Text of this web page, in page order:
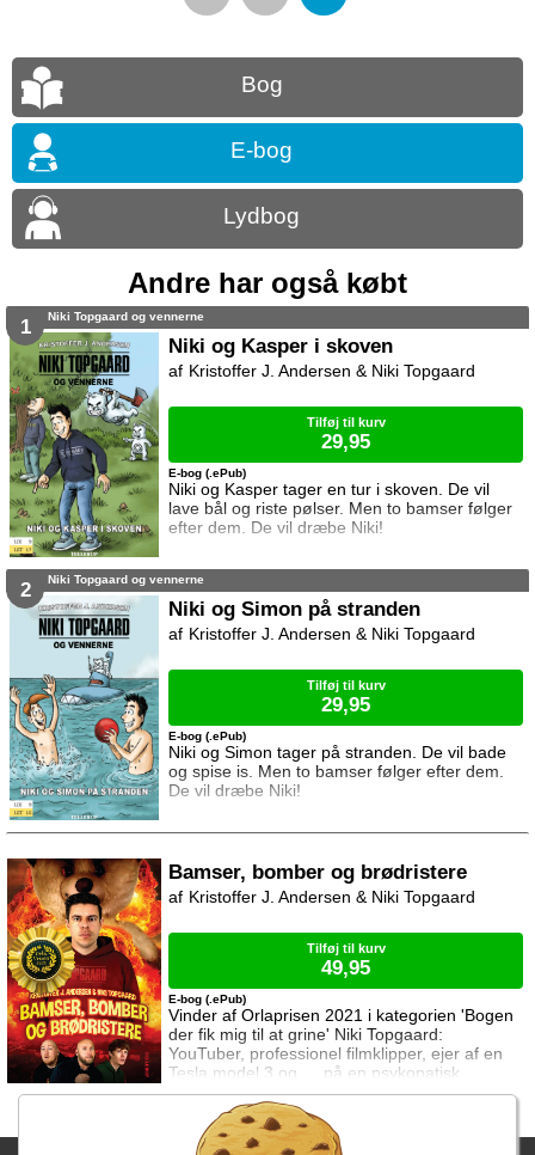
Bog
E-bog
Lydbog
Andre har også købt
1 Niki Topgaard og vennerne
Niki og Kasper i skoven
Niki og Kasper tager en tur i skoven. De vil
lave bål og riste pølser. Men to bamser følger
efter dem. De vil dræbe Niki!
E-bog (.ePub)
Kristoffer J. Andersen & Niki Topgaard
Tilføj til kurv
29,95
2 Niki Topgaard og vennerne
Niki og Simon på stranden
Niki og Simon tager på stranden. De vil bade
og spise is. Men to bamser følger efter dem.
De vil dræbe Niki!
E-bog (.ePub)
Kristoffer J. Andersen & Niki Topgaard
Tilføj til kurv
29,95
Bamser, bomber og brødristere
Vinder af Orlaprisen 2021 i kategorien 'Bogen
der fik mig til at grine' Niki Topgaard:
YouTuber, professionel filmklipper, ejer af en
Tesla model 3 og … på en psykopatisk
bamses dødsliste. Af en eller anden grund
bliver Niki jagtet af en møgirriterende
psykopatbamse. Det er selvfølgelig kun en
bamse, så den er ikke sååå svær at slå ihjel.
E-bog (.ePub)
Kristoffer J. Andersen & Niki Topgaard
Tilføj til kurv
49,95